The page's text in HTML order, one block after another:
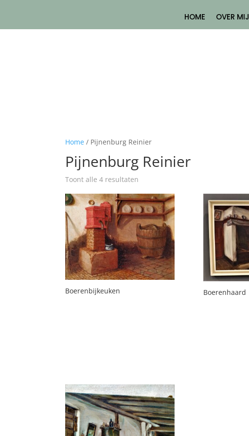
HOME OVER MIJ
Home / Pijnenburg Reinier
Pijnenburg Reinier
Toont alle 4 resultaten
Boerenbijkeuken Boerenhaard